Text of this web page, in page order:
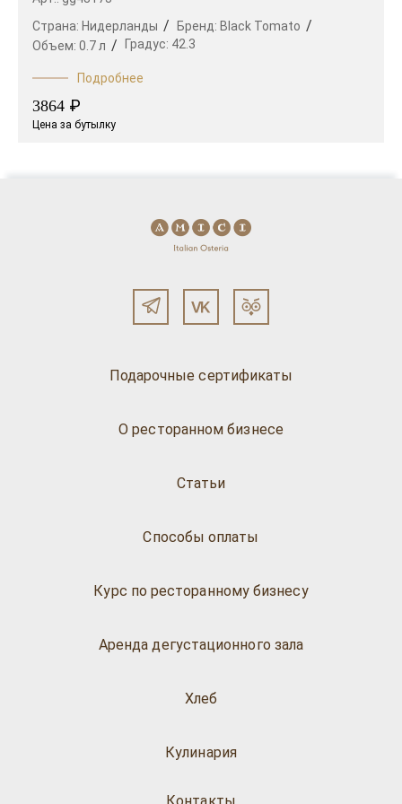
Страна: Нидерланды Бренд: Black Tomato
Объем: 0.7 л Градус: 42.3
Подробнее
3864 ₽
Цена за бутылку
Подарочные сертификаты
О ресторанном бизнесе
Статьи
Способы оплаты
Курс по ресторанному бизнесу
Аренда дегустационного зала
Хлеб
Кулинария
Контакты